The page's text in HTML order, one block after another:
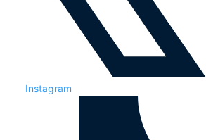
Instagram